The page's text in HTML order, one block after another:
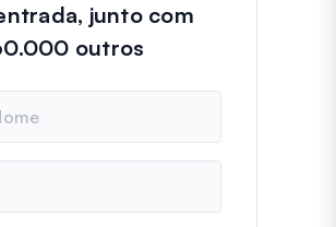
junto com
outros